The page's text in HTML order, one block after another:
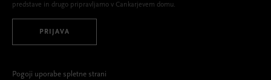
predstave in drugo pripravljamo v Cankarjevem domu.
PRIJAVA
Pogoji uporabe spletne strani